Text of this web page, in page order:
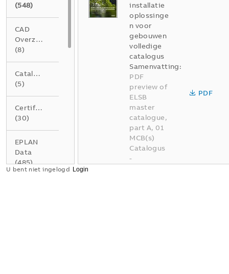
(548)
CAD
Overzichtstekening
(8)
Catalogus
(5)
Certificaat
(30)
EPLAN
Data
(485)
installatie
oplossinge
n voor
gebouwen
volledige
catalogus
Samenvatting:
PDF
preview of
ELSB
master
catalogue,
part A, 01
MCB(s)
Catalogus
-
PDF
U bent niet ingelogd